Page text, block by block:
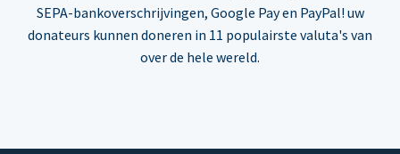
SEPA-bankoverschrijvingen, Google Pay en PayPal! uw
donateurs kunnen doneren in 11 populairste valuta's van
over de hele wereld.